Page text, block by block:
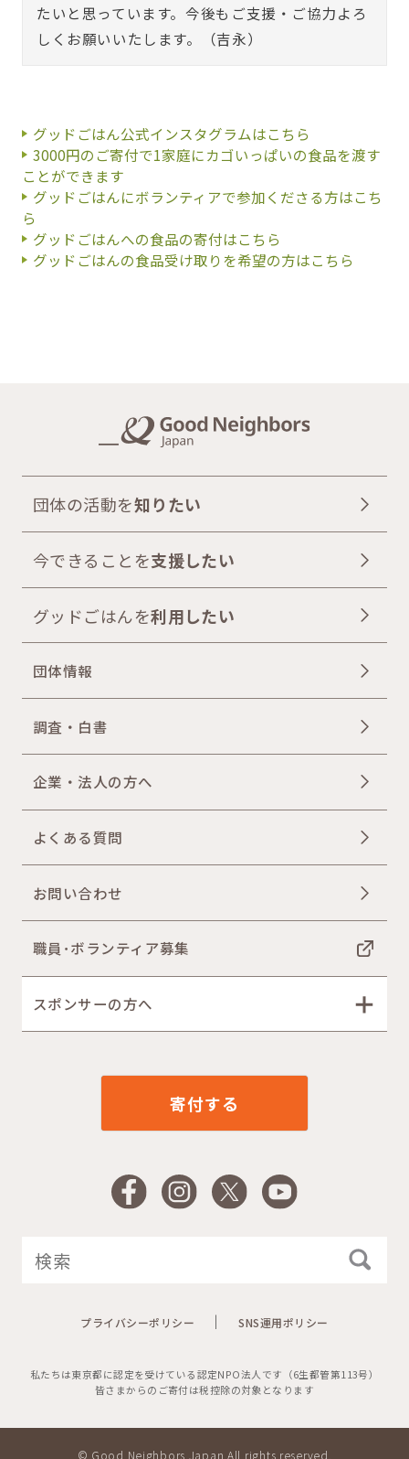
たいと思っています。今後もご支援・ご協力よろ
しくお願いいたします。（吉永）
グッドごはん公式インスタグラムはこちら
3000円のご寄付で1家庭にカゴいっぱいの食品を渡す
ことができます
グッドごはんにボランティアで参加くださる方はこち
ら
グッドごはんへの食品の寄付はこちら
グッドごはんの食品受け取りを希望の方はこちら
団体の活動を知りたい
今できることを支援したい
グッドごはんを利用したい
団体情報
調査・白書
企業・法人の方へ
よくある質問
お問い合わせ
職員･ボランティア募集
スポンサーの方へ
寄付する
FacebookInstagram
X YouTube
プライバシーポリシー SNS運用ポリシー
私たちは東京都に認定を受けている認定NPO法人です（6生都管第113号）
皆さまからのご寄付は税控除の対象となります
© Good Neighbors Japan All rights reserved.